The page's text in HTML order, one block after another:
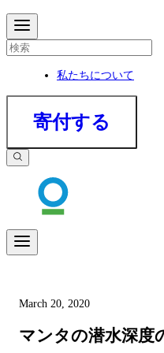
私たちについて
寄付する
March 20, 2020
マンタの潜水深度